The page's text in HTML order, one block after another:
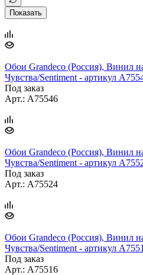
Показать
Обои Grandeco (Россия), Винил
Чувства/Sentiment - артикул
Под заказ
Арт.: A75546
Обои Grandeco (Россия), Винил
Чувства/Sentiment - артикул
Под заказ
Арт.: A75524
Обои Grandeco (Россия), Винил
Чувства/Sentiment - артикул
Под заказ
Арт.: A75516